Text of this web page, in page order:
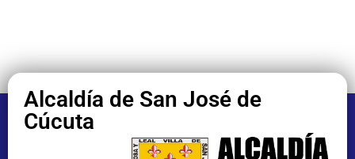
Alcaldía de San José de
Cúcuta